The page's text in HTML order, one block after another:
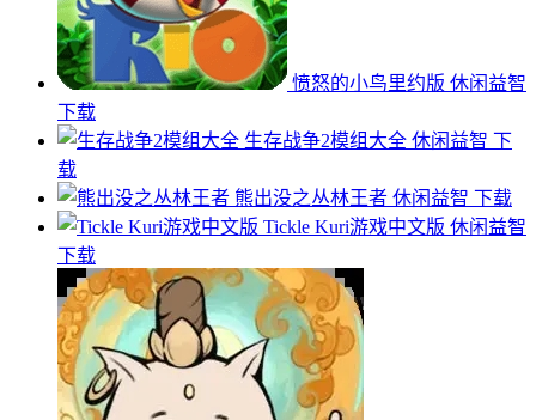
愤怒的小鸟里约版 休闲益智
下载
生存战争2模组大全 休闲益智 下
载
熊出没之丛林王者 休闲益智 下载
Tickle Kuri游戏中文版 休闲益智
下载